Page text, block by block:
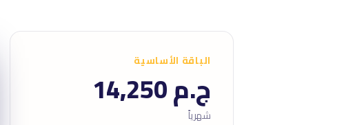
الباقة الأساسية
ج.م 14,250
شهرياً